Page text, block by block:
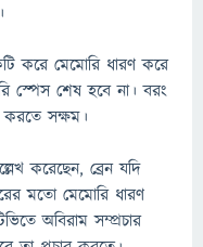
করে মেমোরি ধারণ করে
স্পেস শেষ হবে না। বরং
সক্ষম।
করেছেন, ব্রেন যদি
মতো মেমোরি ধারণ
অবিরাম সম্প্রচার